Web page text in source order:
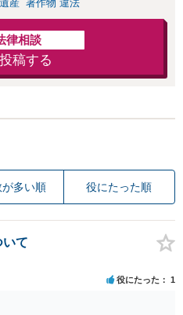
者との示談交渉
産 著作物 違法
律相談
稿する
が多い順 役にたった順
て
役にたった 1